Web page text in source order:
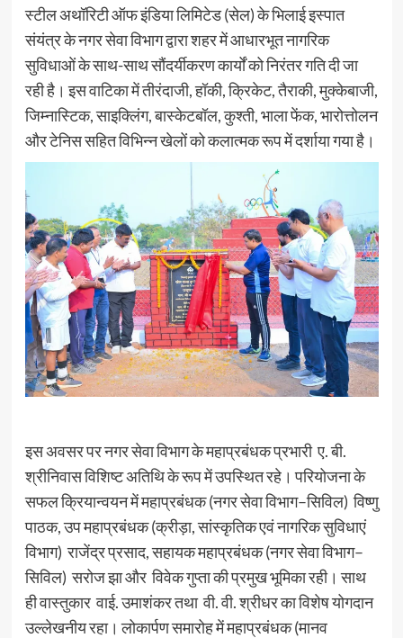
स्टील अथॉरिटी ऑफ इंडिया लिमिटेड (सेल) के भिलाई इस्पात
संयंत्र के नगर सेवा विभाग द्वारा शहर में आधारभूत नागरिक
सुविधाओं के साथ-साथ सौंदर्यीकरण कार्यों को निरंतर गति दी जा
रही है। इस वाटिका में तीरंदाजी, हॉकी, क्रिकेट, तैराकी, मुक्केबाजी,
जिम्नास्टिक, साइक्लिंग, बास्केटबॉल, कुश्ती, भाला फेंक, भारोत्तोलन
और टेनिस सहित विभिन्न खेलों को कलात्मक रूप में दर्शाया गया है।
इस अवसर पर नगर सेवा विभाग के महाप्रबंधक प्रभारी ए. बी.
श्रीनिवास विशिष्ट अतिथि के रूप में उपस्थित रहे। परियोजना के
सफल क्रियान्वयन में महाप्रबंधक (नगर सेवा विभाग–सिविल) विष्णु
पाठक, उप महाप्रबंधक (क्रीड़ा, सांस्कृतिक एवं नागरिक सुविधाएं
विभाग) राजेंद्र प्रसाद, सहायक महाप्रबंधक (नगर सेवा विभाग–
सिविल) सरोज झा और विवेक गुप्ता की प्रमुख भूमिका रही। साथ
ही वास्तुकार वाई. उमाशंकर तथा वी. वी. श्रीधर का विशेष योगदान
उल्लेखनीय रहा। लोकार्पण समारोह में महाप्रबंधक (मानव